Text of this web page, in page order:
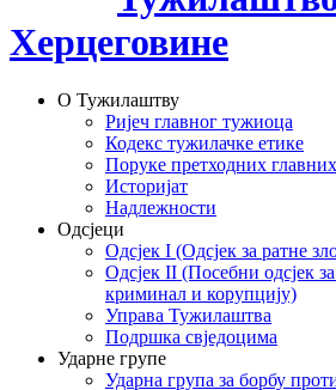
Херцеговине
О Тужилаштву
Ријеч главног тужиоца
Кодекс тужилачке етике
Поруке претходних
Историјат
Надлежности
Одсјеци
Одсјек I (Одсјек за ратне
Одсјек II (Посебни одсјек
криминал и корупцију)
Управа Тужилаштва
Подршка свједоцима
Ударне групе
Ударна група за борбу